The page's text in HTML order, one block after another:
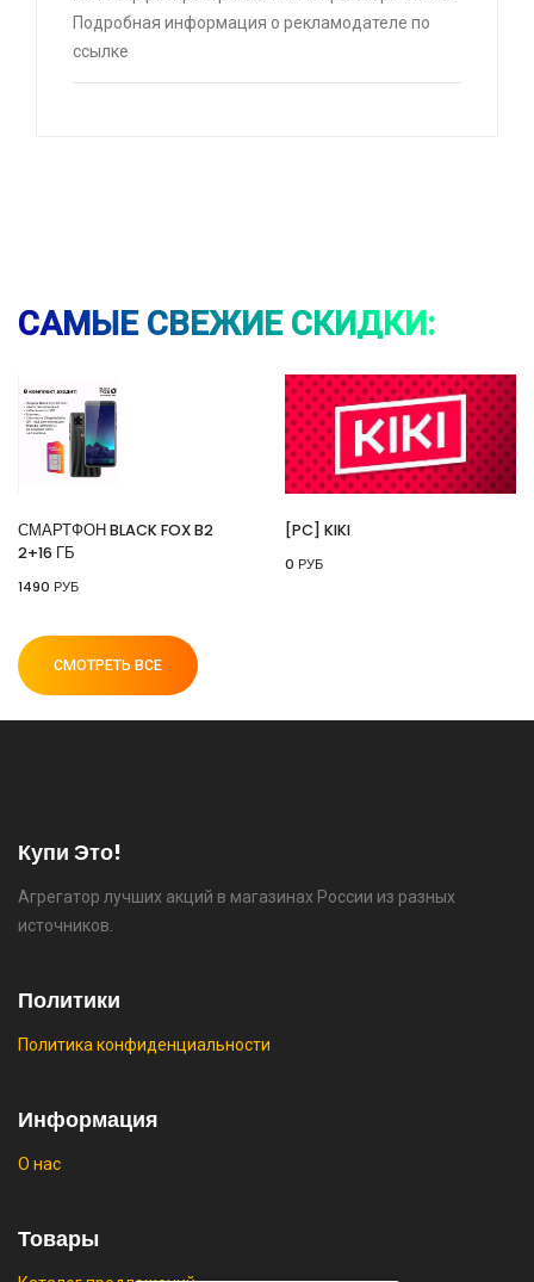
системой Пэй (макс. скидка 4320₽,
индивидуально, возможно сработает не у
всех)
⚡ Смартфон black fox b2 2+16 Гб
🔥 1490 руб. |
скидкой + возврат 25% трат , если оплачивать
Подробная информация о рекламодателе по
ссылке
САМЫЕ СВЕЖИЕ СКИДКИ:
СМАРТФОН BLACK FOX B2
2+16 ГБ
1490 РУБ
[PC] KIKI
0 РУБ
СМОТРЕТЬ ВСЕ
Купи Это!
Агрегатор лучших акций в магазинах России из разных
источников.
Политики
Политика конфиденциальности
Информация
О нас
Товары